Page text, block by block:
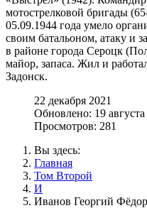
мотострелковой бригады
05.09.1944 года умело
своим батальоном, атаку и
в районе города Сероцк
майор, запаса. Жил и
Задонск.
22 декабря 2021
Обновлено: 19
Просмотров: 281
Вы здесь:
Главная
Том Второй
И
Иванов Георгий